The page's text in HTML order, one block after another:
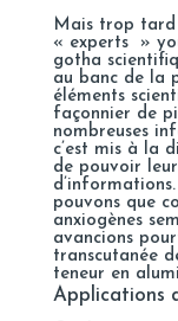
Mais trop tard
« experts »
gotha
au banc de la
éléments
façonnier de
nombreuses
c’est mis à la
de pouvoir
pouvons que
anxiogènes
avancions
transcutanée
teneur en
Applications